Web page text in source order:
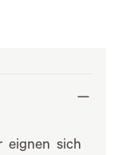
eignen sich